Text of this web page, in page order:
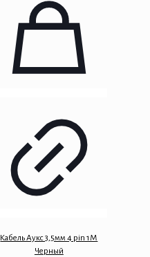
Кабель Аукс 3,5мм 4 pin 1М
Черный